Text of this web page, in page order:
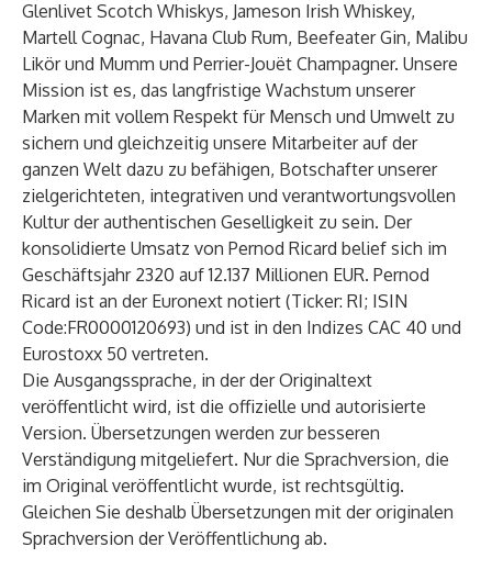
Glenlivet Scotch Whiskys, Jameson Irish Whiskey,
Martell Cognac, Havana Club Rum, Beefeater Gin, Malibu
Likör und Mumm und Perrier-Jouët Champagner. Unsere
Mission ist es, das langfristige Wachstum unserer
Marken mit vollem Respekt für Mensch und Umwelt zu
sichern und gleichzeitig unsere Mitarbeiter auf der
ganzen Welt dazu zu befähigen, Botschafter unserer
zielgerichteten, integrativen und verantwortungsvollen
Kultur der authentischen Geselligkeit zu sein. Der
konsolidierte Umsatz von Pernod Ricard belief sich im
Geschäftsjahr 2320 auf 12.137 Millionen EUR. Pernod
Ricard ist an der Euronext notiert (Ticker: RI; ISIN
Code:FR0000120693) und ist in den Indizes CAC 40 und
Eurostoxx 50 vertreten.
Die Ausgangssprache, in der der Originaltext
veröffentlicht wird, ist die offizielle und autorisierte
Version. Übersetzungen werden zur besseren
Verständigung mitgeliefert. Nur die Sprachversion, die
im Original veröffentlicht wurde, ist rechtsgültig.
Gleichen Sie deshalb Übersetzungen mit der originalen
Sprachversion der Veröffentlichung ab.